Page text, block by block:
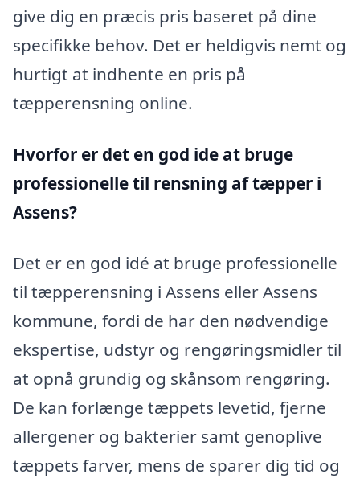
give dig en præcis pris baseret på dine
specifikke behov. Det er heldigvis nemt og
hurtigt at indhente en pris på
tæpperensning online.
Hvorfor er det en god ide at bruge
professionelle til rensning af tæpper i
Assens?
Det er en god idé at bruge professionelle
til tæpperensning i Assens eller Assens
kommune, fordi de har den nødvendige
ekspertise, udstyr og rengøringsmidler til
at opnå grundig og skånsom rengøring.
De kan forlænge tæppets levetid, fjerne
allergener og bakterier samt genoplive
tæppets farver, mens de sparer dig tid og